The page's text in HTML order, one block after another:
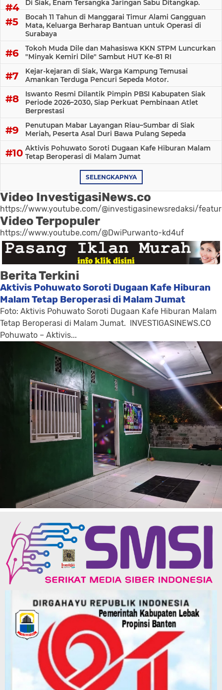
Di Siak, Enam Tersangka Jaringan Sabu Ditangkap.
Bocah 11 Tahun di Manggarai Timur Alami Gangguan
Mata, Keluarga Berharap Bantuan untuk Operasi di
Surabaya
Tokoh Muda Dile dan Mahasiswa KKN STPM Luncurkan
"Minyak Kemiri Dile" Sambut HUT Ke-81 RI
Kejar-kejaran di Siak, Warga Kampung Temusai
Amankan Terduga Pencuri Sepeda Motor.
Iswanto Resmi Dilantik Pimpin PBSI Kabupaten Siak
Periode 2026–2030, Siap Perkuat Pembinaan Atlet
Berprestasi
Penutupan Mabar Layangan Riau–Sumbar di Siak
Meriah, Peserta Asal Duri Bawa Pulang Sepeda
Aktivis Pohuwato Soroti Dugaan Kafe Hiburan Malam
Tetap Beroperasi di Malam Jumat
SELENGKAPNYA
Video InvestigasiNews.co
https://www.youtube.com/@investigasinewsredaksi/
Video Terpopuler
https://www.youtube.com/@DwiPurwanto-kd4uf
Berita Terkini
Aktivis Pohuwato Soroti Dugaan Kafe Hiburan
Malam Tetap Beroperasi di Malam Jumat
Foto: Aktivis Pohuwato Soroti Dugaan Kafe Hiburan Malam
Tetap Beroperasi di Malam Jumat. INVESTIGASINEWS.CO
Pohuwato – Aktivis...